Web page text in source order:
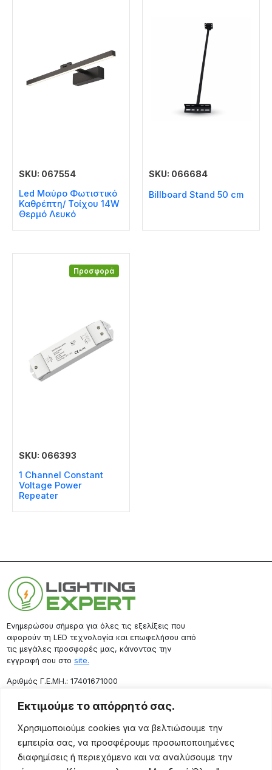
Εκτιμούμε το απόρρητό σας.
Χρησιμοποιούμε cookies για να βελτιώσουμε την
εμπειρία σας, να προσφέρουμε προσωποποιημένες
διαφημίσεις ή περιεχόμενο και να αναλύσουμε την
SKU: 067554
Led Μαύρο Φωτιστικό
Καθρέπτη/ Τοίχου 14W
Θερμό Λευκό
SKU: 066684
Billboard Stand 50 cm
Προσφορά
SKU: 066393
1 Channel Constant
Voltage Power
Repeater
Ενημερώσου σήμερα για όλες τις εξελίξεις που
αφορούν τη LED τεχνολογία και επωφελήσου από
τις μεγάλες προσφορές μας, κάνοντας την
εγγραφή σου στο site.
Aριθμός Γ.Ε.ΜΗ.: 17401671000
Επικοινωνία
Ρόδου 133, Αθήνα 10443
(+30) 211 725 5427
sales@lightingexpert.gr